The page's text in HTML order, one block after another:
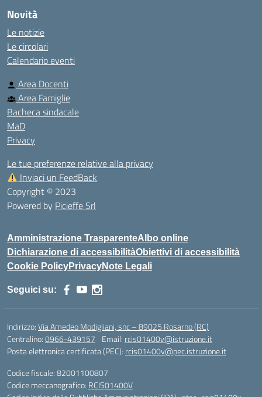
Novità
Le notizie
Le circolari
Calendario eventi
Area Docenti
Area Famiglie
Bacheca sindacale
MaD
Privacy
Le tue preferenze relative alla privacy
Inviaci un FeedBack
Copyright © 2023
Powered by Picieffe Srl
Amministrazione TrasparenteAlbo online
Dichiarazione di accessibilitàObiettivi di accessibilità
Cookie PolicyPrivacyNote Legali
Seguici su:
Indirizzo:Via Amedeo Modigliani, snc – 89025 Rosarno (RC)
Centralino:0966-439157 Email: rcis01400v@istruzione.it
Posta elettronica certificata (PEC): rcis01400v@pec.istruzione.it
Codice fiscale: 82001100807
Codice meccanografico: RCIS01400V